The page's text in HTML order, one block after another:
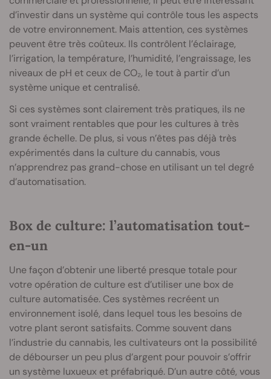
d’investir dans un système qui contrôle tous les aspects
de votre environnement. Mais attention, ces systèmes
peuvent être très coûteux. Ils contrôlent l’éclairage,
l’irrigation, la température, l’humidité, l’engraissage, les
niveaux de pH et ceux de CO₂, le tout à partir d’un
système unique et centralisé.
Si ces systèmes sont clairement très pratiques, ils ne
sont vraiment rentables que pour les cultures à très
grande échelle. De plus, si vous n’êtes pas déjà très
expérimentés dans la culture du cannabis, vous
n’apprendrez pas grand-chose en utilisant un tel degré
d’automatisation.
Box de culture: l’automatisation tout-
en-un
Une façon d’obtenir une liberté presque totale pour
votre opération de culture est d’utiliser une box de
culture automatisée. Ces systèmes recréent un
environnement isolé, dans lequel tous les besoins de
votre plant seront satisfaits. Comme souvent dans
l’industrie du cannabis, les cultivateurs ont la possibilité
de débourser un peu plus d’argent pour pouvoir s’offrir
un système luxueux et préfabriqué. D’un autre côté, vous